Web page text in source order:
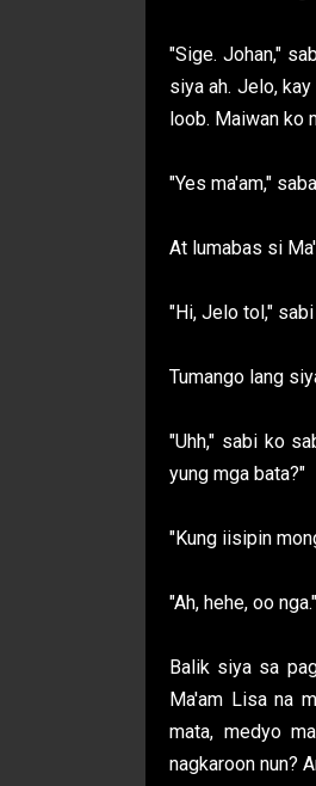
"Sige. Johan,"
siya ah. Jelo,
loob. Maiwan ko
"Yes ma'am,"
At lumabas si
"Hi, Jelo tol,"
Tumango lang
"Uhh," sabi ko
yung mga bata?"
"Kung iisipin
"Ah, hehe, oo nga."
Balik siya sa
Ma'am Lisa na
mata, medyo
nagkaroon nun?